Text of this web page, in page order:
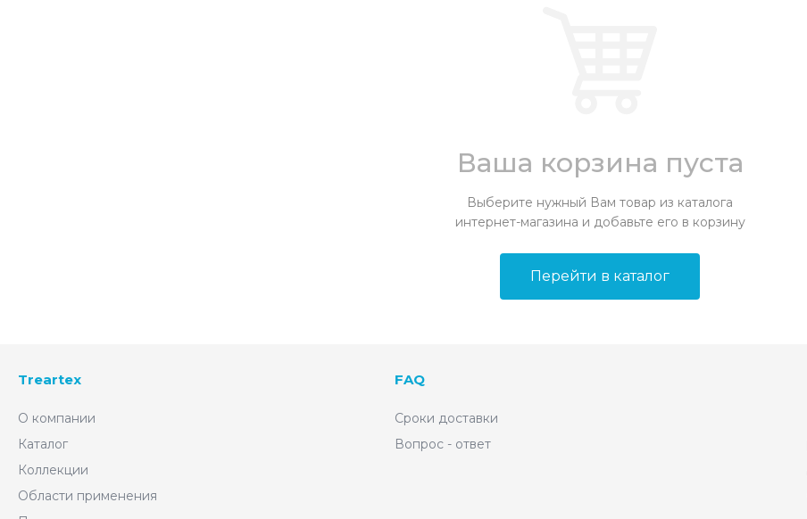
Ваша корзина пуста
Выберите нужный Вам товар из каталога
интернет-магазина и добавьте его в корзину
Перейти в каталог
Treartex
О компании
Каталог
Коллекции
Области применения
FAQ
Сроки доставки
Вопрос - ответ